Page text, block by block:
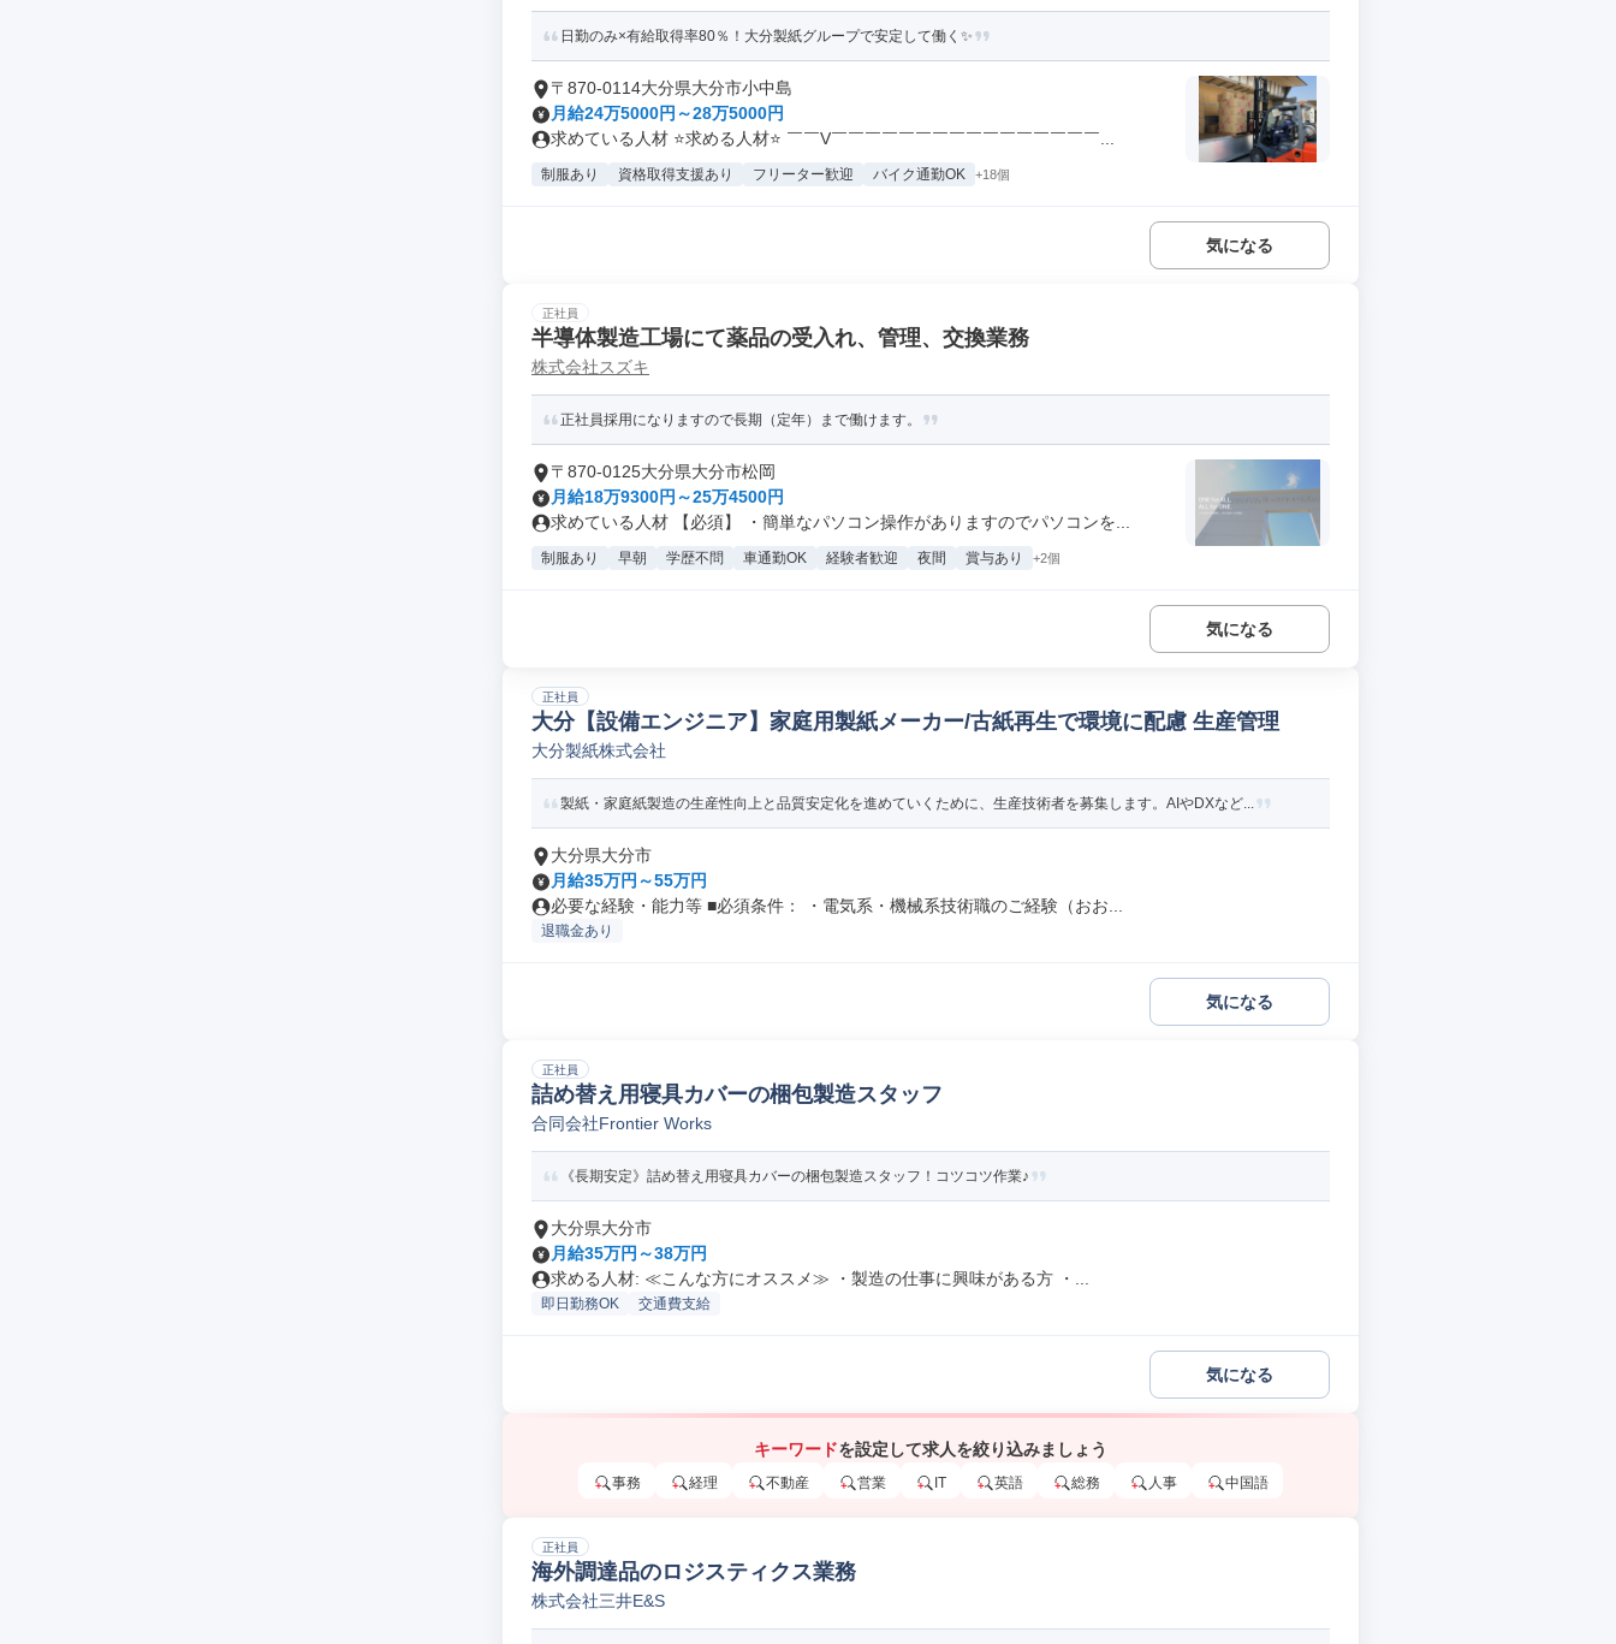
日勤のみ×有給取得率80％！大分製紙グループで安定して働く✨
〒870-0114大分県大分市小中島
月給24万5000円～28万5000円
求めている人材 ⭐求める人材⭐ ￣￣V￣￣￣￣￣￣￣￣￣￣￣￣￣￣￣￣...
制服あり 資格取得支援あり フリーター歓迎 バイク通勤OK +18個
気になる
正社員
半導体製造工場にて薬品の受入れ、管理、交換業務
株式会社スズキ
正社員採用になりますので長期（定年）まで働けます。
〒870-0125大分県大分市松岡
月給18万9300円～25万4500円
求めている人材 【必須】 ・簡単なパソコン操作がありますのでパソコンを...
制服あり 早朝 学歴不問 車通勤OK 経験者歓迎 夜間 賞与あり +2個
気になる
正社員
大分【設備エンジニア】家庭用製紙メーカー/古紙再生で環境に配慮 生産管理
大分製紙株式会社
製紙・家庭紙製造の生産性向上と品質安定化を進めていくために、生産技術者を募集します。AIやDXなど...
大分県大分市
月給35万円～55万円
必要な経験・能力等 ■必須条件： ・電気系・機械系技術職のご経験（おお...
退職金あり
気になる
正社員
詰め替え用寝具カバーの梱包製造スタッフ
合同会社Frontier Works
《長期安定》詰め替え用寝具カバーの梱包製造スタッフ！コツコツ作業♪
大分県大分市
月給35万円～38万円
求める人材: ≪こんな方にオススメ≫ ・製造の仕事に興味がある方 ・...
即日勤務OK 交通費支給
気になる
キーワードを設定して求人を絞り込みましょう
事務 経理 不動産 営業 IT 英語 総務 人事 中国語
正社員
海外調達品のロジスティクス業務
株式会社三井E&S